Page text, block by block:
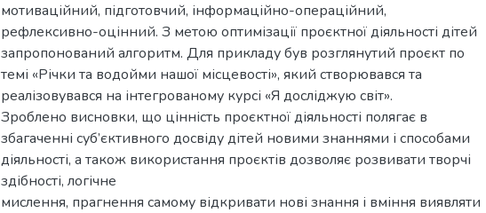
мотиваційний, підготовчий, інформаційно-операційний,
рефлексивно-оцінний. З метою оптимізації проєктної діяльності дітей
запропонований алгоритм. Для прикладу був розглянутий проєкт по
темі «Річки та водойми нашої місцевості», який створювався та
реалізовувався на інтегрованому курсі «Я досліджую світ».
Зроблено висновки, що цінність проєктної діяльності полягає в
збагаченні суб’єктивного досвіду дітей новими знаннями і способами
діяльності, а також використання проєктів дозволяє розвивати творчі
здібності, логічне
мислення, прагнення самому відкривати нові знання і вміння виявляти